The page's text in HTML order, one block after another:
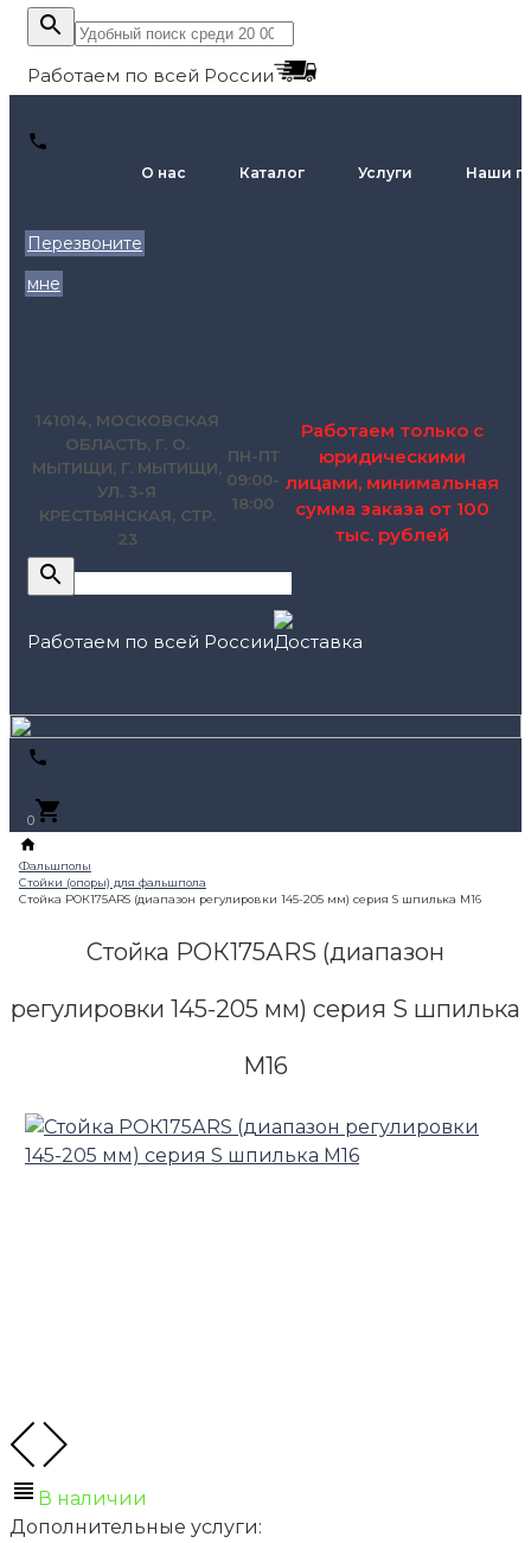
Работаем по всей России
Перезвоните
мне
О нас Каталог Услуги Наши
141014, МОСКОВСКАЯ
ОБЛАСТЬ, Г. О.
МЫТИЩИ, Г. МЫТИЩИ,
УЛ. 3-Я
КРЕСТЬЯНСКАЯ, СТР.
23
ПН-ПТ
09:00-
18:00
Работаем только с
юридическими
лицами, минимальная
сумма заказа от 100
тыс. рублей
Работаем по всей России
0
Стойка РОК175АRS (диапазон
регулировки 145-205 мм) серия S шпилька
М16
В наличии
Дополнительные услуги: